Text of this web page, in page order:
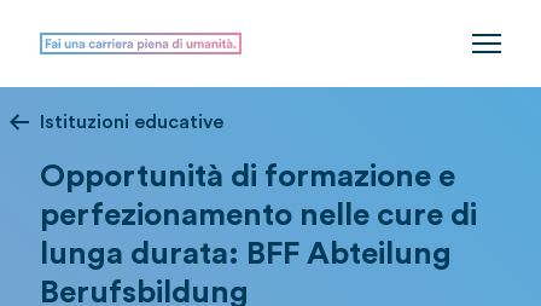
Istituzioni educative
Opportunità di formazione e
perfezionamento nelle cure di
lunga durata: BFF Abteilung
Berufsbildung